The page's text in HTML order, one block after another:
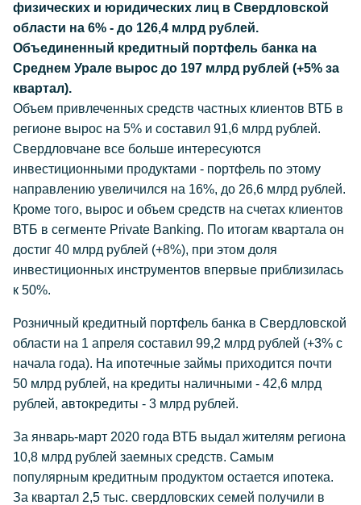
физических и юридических лиц в Свердловской
области на 6% - до 126,4 млрд рублей.
Объединенный кредитный портфель банка на
Среднем Урале вырос до 197 млрд рублей (+5% за
квартал).
Объем привлеченных средств частных клиентов ВТБ в
регионе вырос на 5% и составил 91,6 млрд рублей.
Свердловчане все больше интересуются
инвестиционными продуктами - портфель по этому
направлению увеличился на 16%, до 26,6 млрд рублей.
Кроме того, вырос и объем средств на счетах клиентов
ВТБ в сегменте Private Banking. По итогам квартала он
достиг 40 млрд рублей (+8%), при этом доля
инвестиционных инструментов впервые приблизилась
к 50%.
Розничный кредитный портфель банка в Свердловской
области на 1 апреля составил 99,2 млрд рублей (+3% с
начала года). На ипотечные займы приходится почти
50 млрд рублей, на кредиты наличными - 42,6 млрд
рублей, автокредиты - 3 млрд рублей.
За январь-март 2020 года ВТБ выдал жителям региона
10,8 млрд рублей заемных средств. Самым
популярным кредитным продуктом остается ипотека.
За квартал 2,5 тыс. свердловских семей получили в